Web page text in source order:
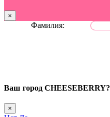
×
Фамилия:
Ваш город CHEESEBERRY?
×